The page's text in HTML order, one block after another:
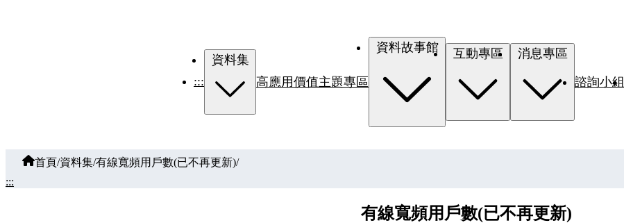
:::
資料集
高應用價值主題專區
資料故事館
諮詢小組
首頁/資料集/有線寬頻用戶數(已不再更新)/
:::
有線寬頻用戶數(已不再更新)